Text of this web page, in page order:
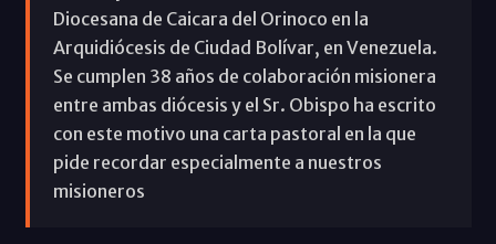
Diocesana de Caicara del Orinoco en la
Arquidiócesis de Ciudad Bolívar, en Venezuela.
Se cumplen 38 años de colaboración misionera
entre ambas diócesis y el Sr. Obispo ha escrito
con este motivo una carta pastoral en la que
pide recordar especialmente a nuestros
misioneros